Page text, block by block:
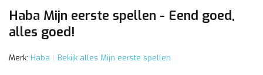
Haba Mijn eerste spellen - Eend goed,
alles goed!
Merk: Haba Bekijk alles Mijn eerste spellen